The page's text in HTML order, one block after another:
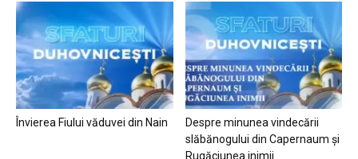
Învierea Fiului văduvei din Nain
Despre minunea vindecării
slăbănogului din Capernaum și
Rugăciunea inimii